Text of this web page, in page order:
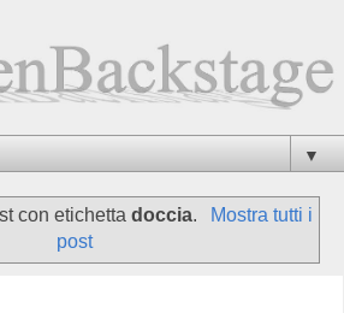
▼
con etichettadoccia.
Mostra tutti i
post